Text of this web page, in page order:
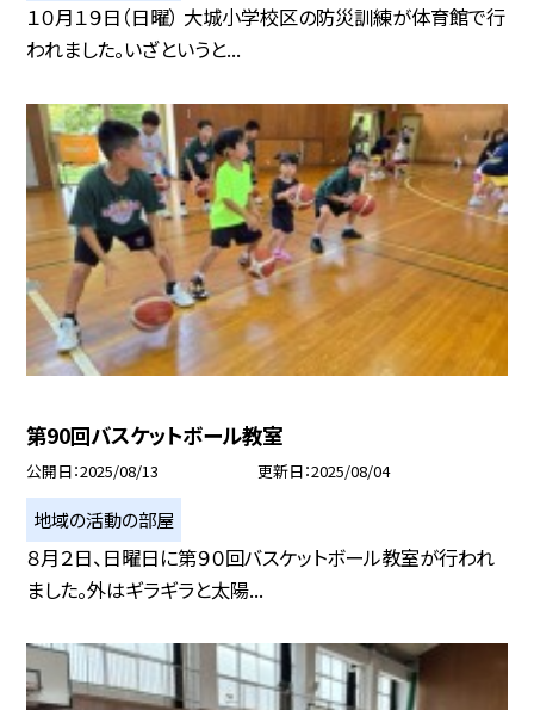
１０月１９日（日曜） 大城小学校区の防災訓練が体育館で行
われました。いざというと...
第90回バスケットボール教室
公開日 2025/08/13 更新日 2025/08/04
地域の活動の部屋
８月２日、日曜日に第９０回バスケットボール教室が行われ
ました。外はギラギラと太陽...